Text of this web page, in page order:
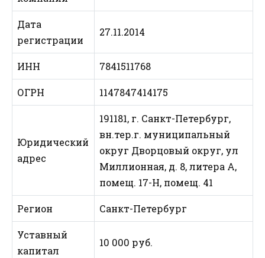
Дата
регистрации
27.11.2014
ИНН 7841511768
ОГРН 1147847414175
Юридический
адрес
191181, г. Санкт-Петербург,
вн.тер.г. муниципальный
округ Дворцовый округ, ул
Миллионная, д. 8, литера А,
помещ. 17-Н, помещ. 41
Регион Санкт-Петербург
Уставный
капитал
10 000 руб.